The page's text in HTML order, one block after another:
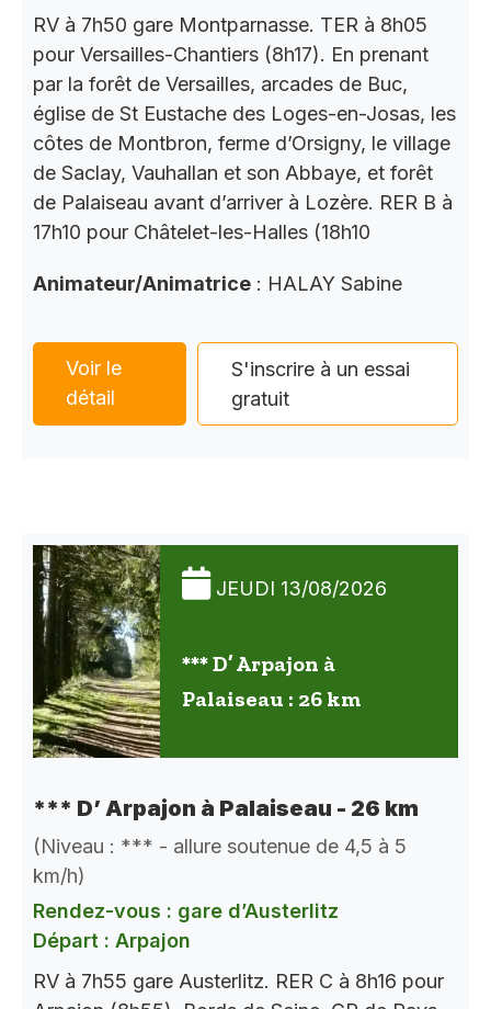
RV à 7h50 gare Montparnasse. TER à 8h05
pour Versailles-Chantiers (8h17). En prenant
par la forêt de Versailles, arcades de Buc,
église de St Eustache des Loges-en-Josas, les
côtes de Montbron, ferme d’Orsigny, le village
de Saclay, Vauhallan et son Abbaye, et forêt
de Palaiseau avant d’arriver à Lozère. RER B à
17h10 pour Châtelet-les-Halles (18h10
Animateur/Animatrice : HALAY Sabine
Voir le
détail
S'inscrire à un essai
gratuit
JEUDI 13/08/2026
*** D’ Arpajon à
Palaiseau : 26 km
*** D’ Arpajon à Palaiseau - 26 km
(Niveau : *** - allure soutenue de 4,5 à 5
km/h)
Rendez-vous : gare d’Austerlitz
Départ : Arpajon
RV à 7h55 gare Austerlitz. RER C à 8h16 pour